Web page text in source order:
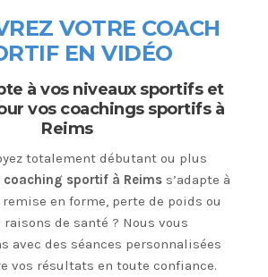
VOTRE COACH
EN VIDÉO
à vos niveaux sportifs et
vos coachings sportifs à
Reims
totalement débutant ou plus
coaching sportif à Reims s’adapte à
en forme, perte de poids ou
raisons de santé ? Nous vous
avec des séances personnalisées
vos résultats en toute confiance.